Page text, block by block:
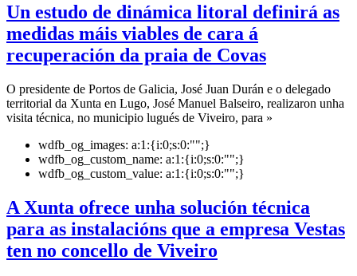
Un estudo de dinámica litoral definirá as
medidas máis viables de cara á
recuperación da praia de Covas
O presidente de Portos de Galicia, José Juan Durán e o delegado
territorial da Xunta en Lugo, José Manuel Balseiro, realizaron unha
visita técnica, no municipio lugués de Viveiro, para »
wdfb_og_images: a:1:{i:0;s:0:"";}
wdfb_og_custom_name: a:1:{i:0;s:0:"";}
wdfb_og_custom_value: a:1:{i:0;s:0:"";}
A Xunta ofrece unha solución técnica
para as instalacións que a empresa Vestas
ten no concello de Viveiro